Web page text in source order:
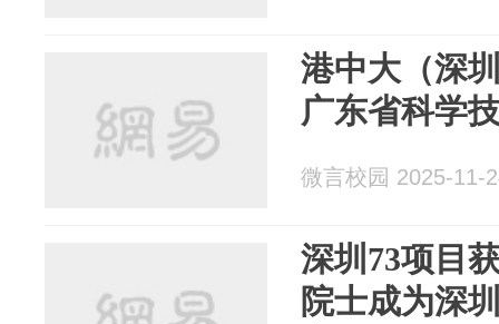
港中大（深
广东省科学
微言校园 2025-11-
深圳73项目
院士成为深